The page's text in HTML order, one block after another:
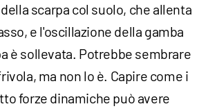
scarpa col suolo, che allenta
e l'oscillazione della gamba
è sollevata. Potrebbe sembrare
ma non lo è. Capire come i
forze dinamiche può avere